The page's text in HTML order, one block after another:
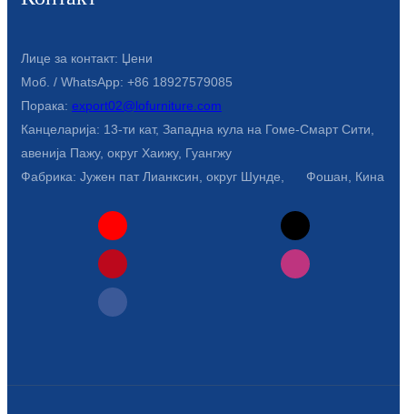
Лице за контакт: Џени
Моб. / WhatsApp: +86 18927579085
Порака: export02@lofurniture.com
Канцеларија: 13-ти кат, Западна кула на Гоме-Смарт Сити,
авенија Пажу, округ Хаижу, Гуангжу
Фабрика: Јужен пат Лианксин, округ Шунде, Фошан, Кина